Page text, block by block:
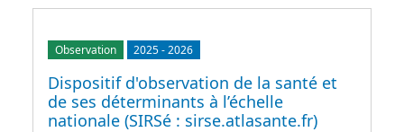
Observation 2025-2026
Dispositif d'observation de la santé et
de ses déterminants à l’échelle
nationale (SIRSé : sirse.atlasante.fr)